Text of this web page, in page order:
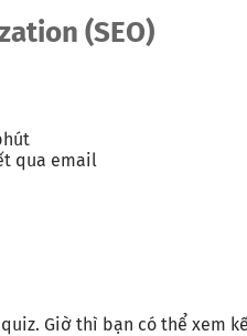
(SEO)
qua email
Giờ thì bạn có thể xem